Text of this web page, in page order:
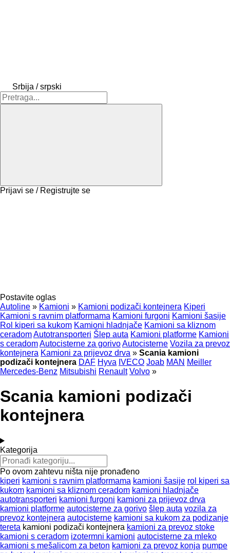
Srbija / srpski
Prijavi se / Registrujte se
Postavite oglas
Autoline » Kamioni » Kamioni podizači kontejnera Kiperi
Kamioni s ravnim platformama Kamioni furgoni Kamioni šasije
Rol kiperi sa kukom Kamioni hladnjače Kamioni sa kliznom
ceradomAutotransporteri Šlep auta Kamioni platforme Kamioni
s ceradomAutocisterne za gorivoAutocisterne Vozila za prevoz
kontejnera Kamioni za prijevoz drva » Scania kamioni
podizači kontejnera DAF Hyva IVECO Joab MAN Meiller
Mercedes-Benz Mitsubishi Renault Volvo »
Scania kamioni podizači
kontejnera
Kategorija
Po ovom zahtevu ništa nije pronađeno
kiperi kamioni s ravnim platformama kamioni šasije rol kiperi sa
kukom kamioni sa kliznom ceradom kamioni hladnjače
autotransporteri kamioni furgoni kamioni za prijevoz drva
kamioni platforme autocisterne za gorivo šlep auta vozila za
prevoz kontejnera autocisterne kamioni sa kukom za podizanje
tereta kamioni podizači kontejnera kamioni za prevoz stoke
kamioni s ceradom izotermni kamioni autocisterne za mleko
kamioni s mešalicom za beton kamioni za prevoz konja pumpe